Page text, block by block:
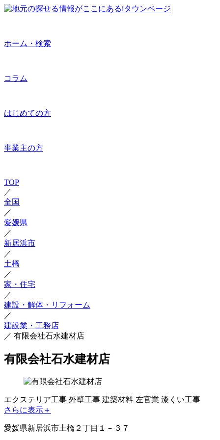
ホーム・検索
コラム
はじめての方
事業主の方
TOP
／
全国
／
愛媛県
／
新居浜市
／
土橋
／
家・住宅
／
建設・解体・リフォーム
／
建設業・工務店
／ 有限会社石水建材店
有限会社石水建材店
エクステリア工事 外壁工事 建築材料 左官業 漆くい工事
さらに表示＋
愛媛県新居浜市土橋２丁目１－３７